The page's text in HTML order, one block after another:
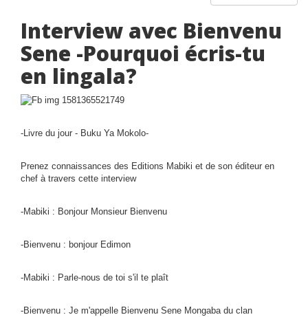
Interview avec Bienvenu
Sene -Pourquoi écris-tu
en lingala?
-Livre du jour - Buku Ya Mokolo-
Prenez connaissances des Editions Mabiki et de son éditeur en
chef à travers cette interview
-Mabiki : Bonjour Monsieur Bienvenu
-Bienvenu : bonjour Edimon
-Mabiki : Parle-nous de toi s'il te plaît
-Bienvenu : Je m'appelle Bienvenu Sene Mongaba du clan